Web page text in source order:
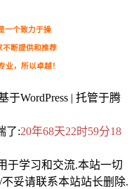
一个致力于操
不断提供和推荐
，所以卓越！
于WordPress | 托管于腾
了:20年68天22时59分18
于学习和交流.本站一切
妥请联系本站站长删除.